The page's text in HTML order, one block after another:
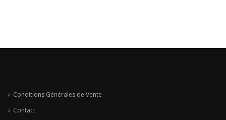
Conditions Générales de Vente
Contact